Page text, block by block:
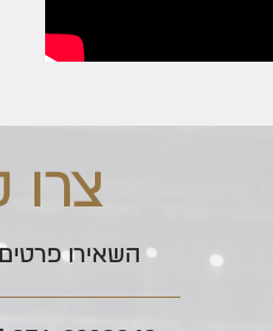
השאירו